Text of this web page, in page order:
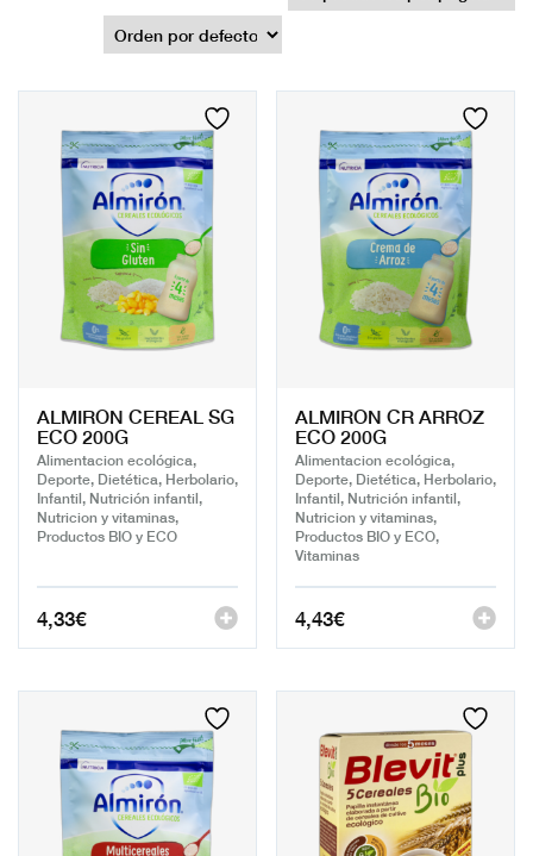
ALMIRON CEREAL SG
ECO 200G
Alimentacion ecológica,
Deporte, Dietética, Herbolario,
Infantil, Nutrición infantil,
Nutricion y vitaminas,
Productos BIO y ECO
4,33€
ALMIRON CR ARROZ
ECO 200G
Alimentacion ecológica,
Deporte, Dietética, Herbolario,
Infantil, Nutrición infantil,
Nutricion y vitaminas,
Productos BIO y ECO,
Vitaminas
4,43€